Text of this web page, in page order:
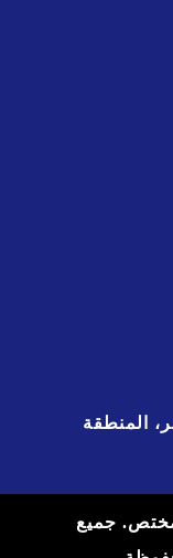
،
المنطقة
المختص. جميع